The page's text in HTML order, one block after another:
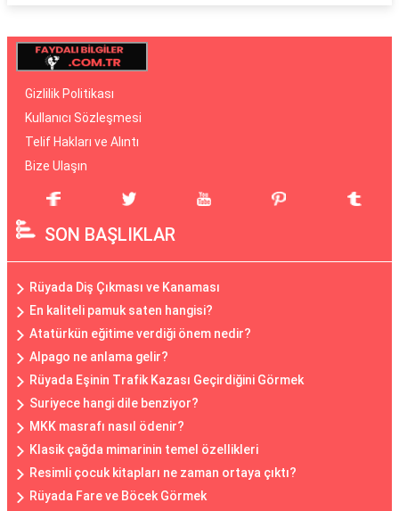
Gizlilik Politikası
Kullanıcı Sözleşmesi
Telif Hakları ve Alıntı
Bize Ulaşın
SON BAŞLIKLAR
Rüyada Diş Çıkması ve Kanaması
En kaliteli pamuk saten hangisi?
Atatürkün eğitime verdiği önem nedir?
Alpago ne anlama gelir?
Rüyada Eşinin Trafik Kazası Geçirdiğini Görmek
Suriyece hangi dile benziyor?
MKK masrafı nasıl ödenir?
Klasik çağda mimarinin temel özellikleri
Resimli çocuk kitapları ne zaman ortaya çıktı?
Rüyada Fare ve Böcek Görmek